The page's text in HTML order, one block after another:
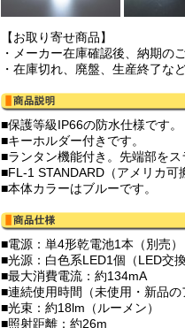
【お取り寄せ商品】
・メーカー在庫確認後、納期の
・在庫切れ、廃盤、生産終了な
■保護等級IP66の防水仕様です。
■キーホルダー付きです。
■ランタン機能付き。先端部を
■FL-1 STANDARD（アメリカ
■本体カラーはブルーです。
■電源：単4形乾電池1本（別売）
■光源：白色系LED1個（LED交
■最大消費電流：約134mA
■連続使用時間（未使用・新品
■光束：約18lm（ルーメン）
■照射距離：約26m